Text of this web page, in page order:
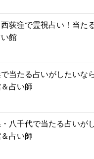
荻窪で霊視占い！当た
館
当たる占いがしたいな
占い師
八千代で当たる占いが
占い師